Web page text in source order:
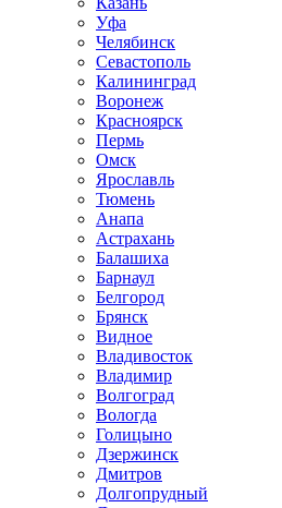
Уфа
Челябинск
Севастополь
Калининград
Воронеж
Красноярск
Пермь
Омск
Ярославль
Тюмень
Анапа
Астрахань
Балашиха
Барнаул
Белгород
Брянск
Видное
Владивосток
Владимир
Волгоград
Вологда
Голицыно
Дзержинск
Дмитров
Долгопрудный